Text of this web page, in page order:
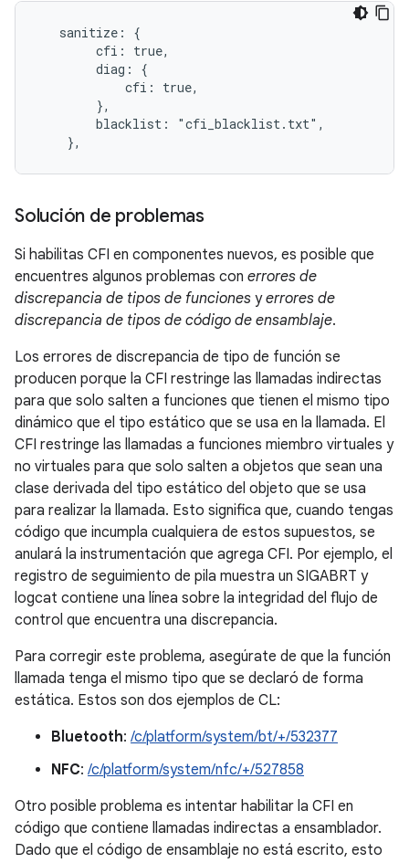
   sanitize: {
        cfi: true,
        diag: {
            cfi: true,
        },
        blacklist: "cfi_blacklist.txt",
    },
Solución de problemas
Si habilitas CFI en componentes nuevos, es posible que
encuentres algunos problemas con errores de
discrepancia de tipos de funciones yerrores de
discrepancia de tipos de código de ensamblaje.
Los errores de discrepancia de tipo de función se
producen porque la CFI restringe las llamadas indirectas
para que solo salten a funciones que tienen el mismo tipo
dinámico que el tipo estático que se usa en la llamada. El
CFI restringe las llamadas a funciones miembro virtuales y
no virtuales para que solo salten a objetos que sean una
clase derivada del tipo estático del objeto que se usa
para realizar la llamada. Esto significa que, cuando tengas
código que incumpla cualquiera de estos supuestos, se
anulará la instrumentación que agrega CFI. Por ejemplo, el
registro de seguimiento de pila muestra un SIGABRT y
logcat contiene una línea sobre la integridad del flujo de
control que encuentra una discrepancia.
Para corregir este problema, asegúrate de que la función
llamada tenga el mismo tipo que se declaró de forma
estática. Estos son dos ejemplos de CL:
Bluetooth: /c/platform/system/bt/+/532377
NFC: /c/platform/system/nfc/+/527858
Otro posible problema es intentar habilitar la CFI en
código que contiene llamadas indirectas a ensamblador.
Dado que el código de ensamblaje no está escrito, esto